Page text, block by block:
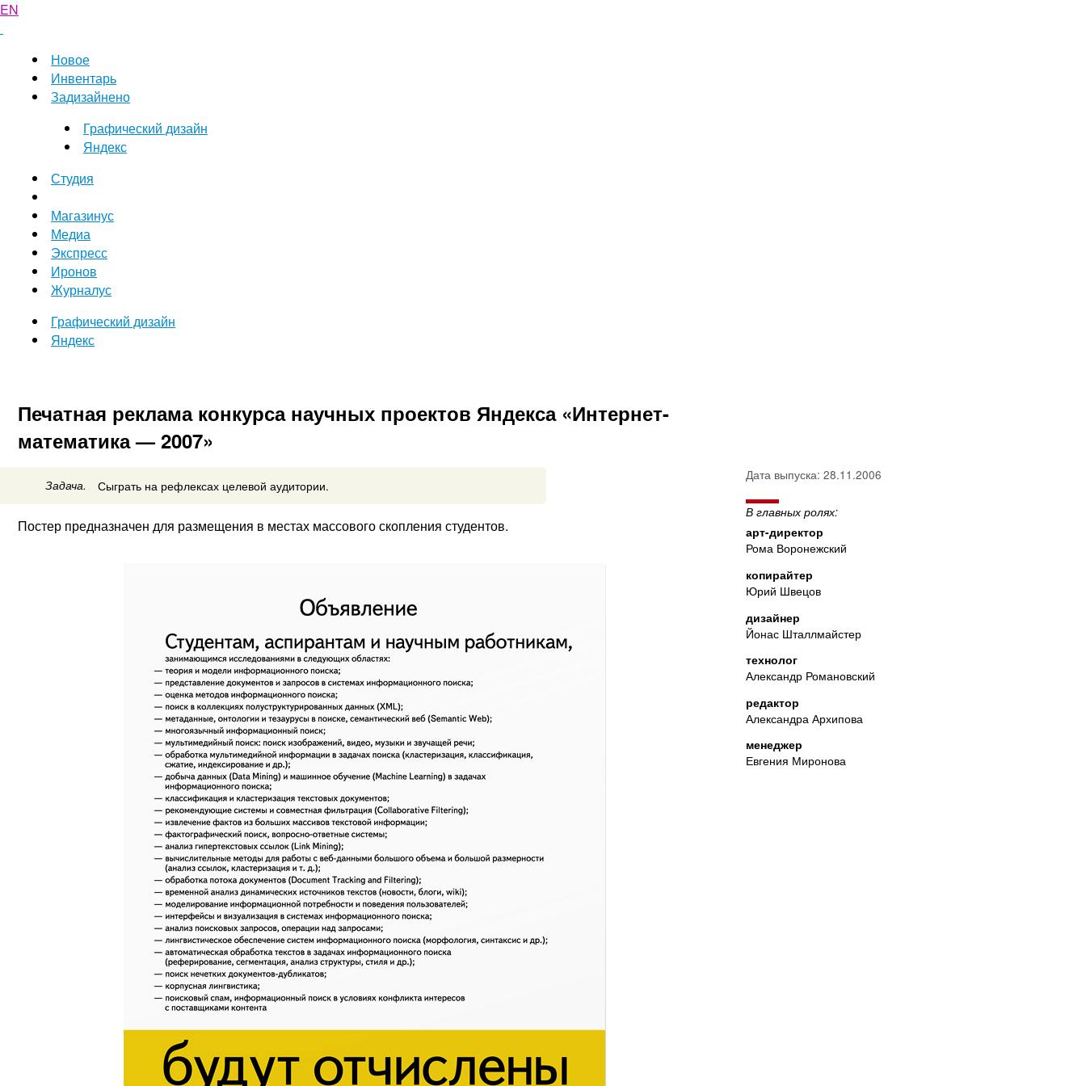
EN
Новое
Инвентарь
Задизайнено
Графический дизайн
Яндекс
Студия
Магазинус
Медиа
Экспресс
Иронов
Журналус
Графический дизайн
Яндекс
Печатная реклама конкурса научных проектов Яндекса «Интернет-
математика — 2007»
Задача. Сыграть на рефлексах целевой аудитории.
Постер предназначен для размещения в местах массового скопления студентов.
Дата выпуска: 28.11.2006
В главных ролях:
арт-директор
Рома Воронежский
копирайтер
Юрий Швецов
дизайнер
Йонас Шталлмайстер
технолог
Александр Романовский
редактор
Александра Архипова
менеджер
Евгения Миронова